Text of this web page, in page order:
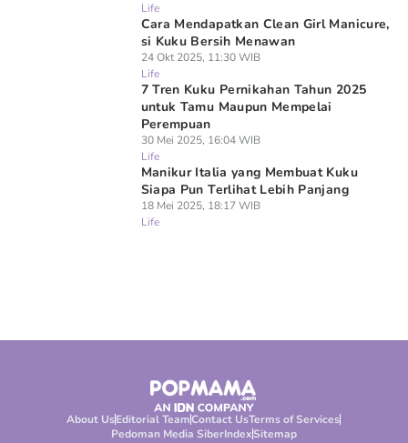
Life
Cara Mendapatkan Clean Girl Manicure,
si Kuku Bersih Menawan
24 Okt 2025, 11:30 WIB
Life
7 Tren Kuku Pernikahan Tahun 2025
untuk Tamu Maupun Mempelai
Perempuan
30 Mei 2025, 16:04 WIB
Life
Manikur Italia yang Membuat Kuku
Siapa Pun Terlihat Lebih Panjang
18 Mei 2025, 18:17 WIB
Life
About UsEditorial TeamContact UsTerms of Services
Pedoman Media SiberIndexSitemap